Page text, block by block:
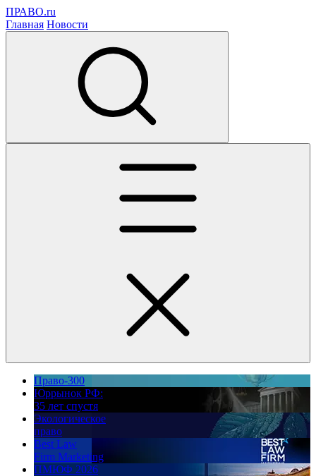
ПРАВО.ru
Главная Новости
Право-300
Юррынок РФ:
35 лет спустя
Экологическое
право
Best Law
Firm Marketing
ПМЮФ 2026